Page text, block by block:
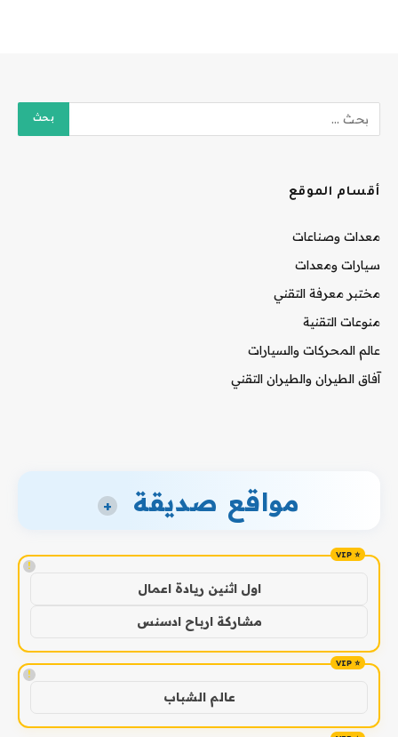
أقسام الموقع
معدات وصناعات
سيارات ومعدات
مختبر معرفة التقني
منوعات التقنية
عالم المحركات والسيارات
آفاق الطيران والطيران التقني
مواقع صديقة +
!
اول اثنين ريادة اعمال
مشاركة ارباح ادسنس
!
عالم الشباب